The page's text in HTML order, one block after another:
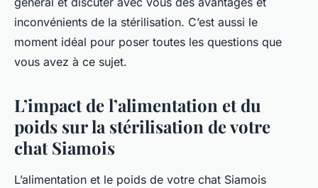
inconvénients de la stérilisation. C’est aussi le
moment idéal pour poser toutes les questions que
vous avez à ce sujet.
L’impact de l’alimentation et du
poids sur la stérilisation de votre
chat Siamois
L’alimentation et le poids de votre chat Siamois